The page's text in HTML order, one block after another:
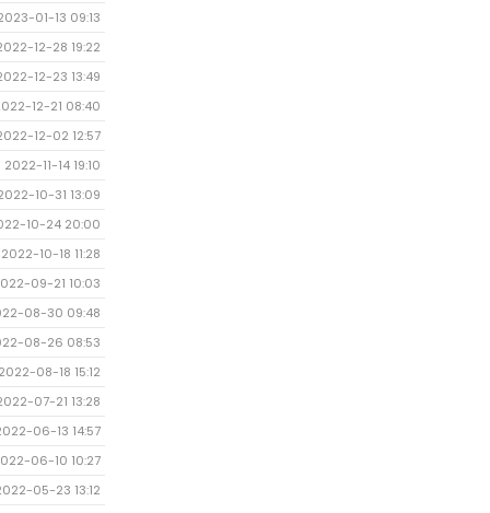
01-13 09:13
12-28 19:22
12-23 13:49
12-21 08:40
12-02 12:57
2022-11-14 19:10
10-31 13:09
10-24 20:00
2022-10-18 11:28
09-21 10:03
08-30 09:48
08-26 08:53
2022-08-18 15:12
07-21 13:28
06-13 14:57
06-10 10:27
05-23 13:12